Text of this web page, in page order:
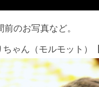
のお写真など。
ちゃん（モルモット）